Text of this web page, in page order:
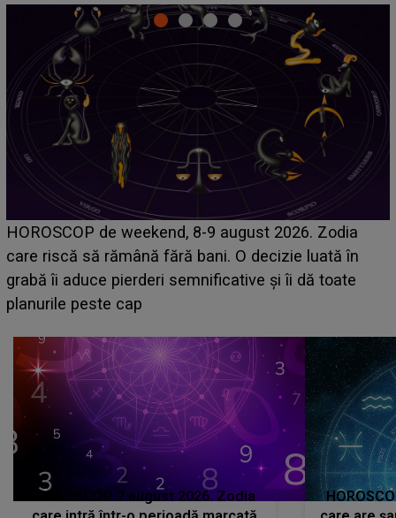
Emanuel a ținut ACEST DETALIU ASCUNS până
acum! În fața Alexandrei, concurentul din Casa Iubirii
face o MĂRTURISIRE NEAȘTEPTATĂ despre mama
sa: "I-am spus și ei în față, eu nu te iubesc pentru
HOROSCOP 7 august 2026. Zodia